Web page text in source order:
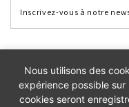
Nous utilisons des
expérience possible sur
cookies seront